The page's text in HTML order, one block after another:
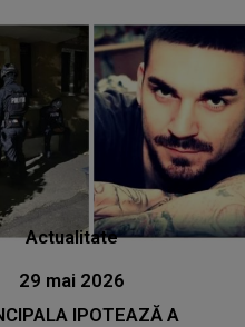
Actualitate
29 mai 2026
IPOTEAZĂ A